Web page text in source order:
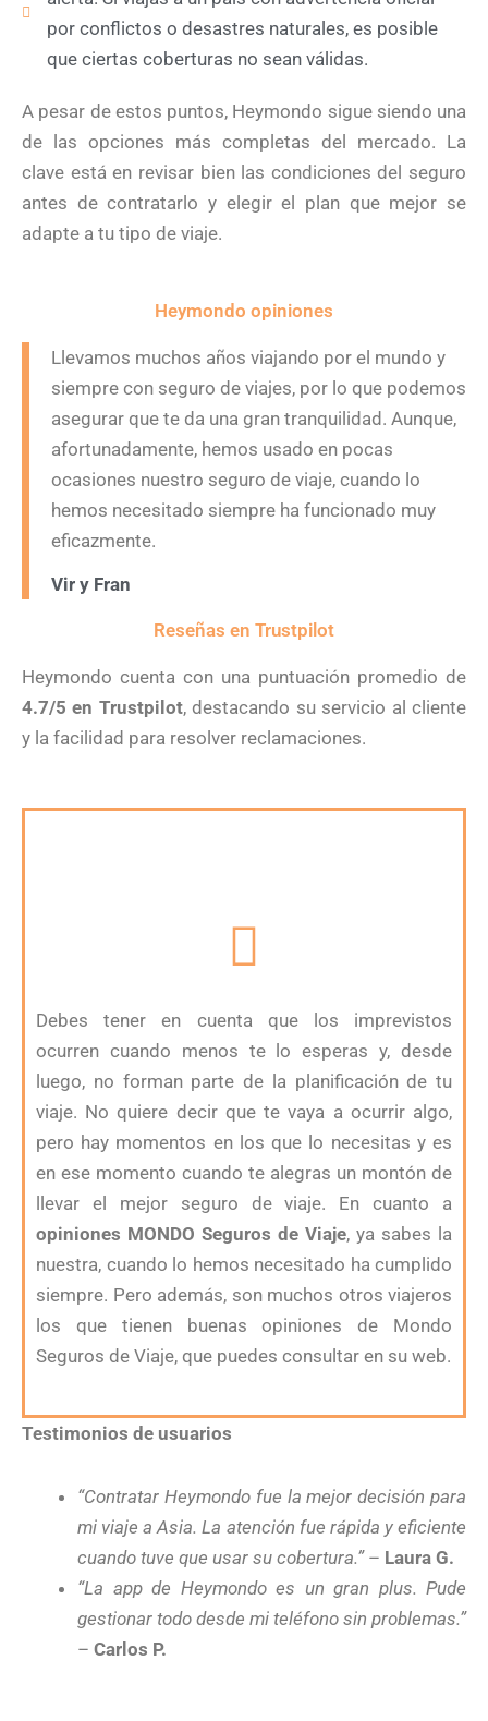
por conflictos o desastres naturales, es posible
que ciertas coberturas no sean válidas.
A pesar de estos puntos, Heymondo sigue siendo una
de las opciones más completas del mercado. La
clave está en revisar bien las condiciones del seguro
antes de contratarlo y elegir el plan que mejor se
adapte a tu tipo de viaje.
Heymondo opiniones
Llevamos muchos años viajando por el mundo y
siempre con seguro de viajes, por lo que podemos
asegurar que te da una gran tranquilidad. Aunque,
afortunadamente, hemos usado en pocas
ocasiones nuestro seguro de viaje, cuando lo
hemos necesitado siempre ha funcionado muy
eficazmente.
Vir y Fran
Reseñas en Trustpilot
Heymondo cuenta con una puntuación promedio de
4.7/5 en Trustpilot, destacando su servicio al cliente
y la facilidad para resolver reclamaciones.
Debes tener en cuenta que los imprevistos
ocurren cuando menos te lo esperas y, desde
luego, no forman parte de la planificación de tu
viaje. No quiere decir que te vaya a ocurrir algo,
pero hay momentos en los que lo necesitas y es
en ese momento cuando te alegras un montón de
llevar el mejor seguro de viaje. En cuanto a
opiniones MONDO Seguros de Viaje, ya sabes la
nuestra, cuando lo hemos necesitado ha cumplido
siempre. Pero además, son muchos otros viajeros
los que tienen buenas opiniones de Mondo
Seguros de Viaje, que puedes consultar en su web.
Testimonios de usuarios
“Contratar Heymondo fue la mejor decisión para
mi viaje a Asia. La atención fue rápida y eficiente
cuando tuve que usar su cobertura.”– Laura G.
“La app de Heymondo es un gran plus. Pude
gestionar todo desde mi teléfono sin problemas.”
– Carlos P.